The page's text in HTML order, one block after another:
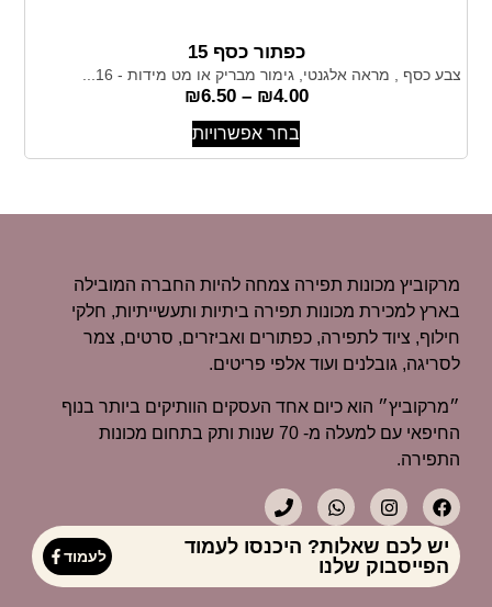
כפתור כסף 15
צבע כסף , מראה אלגנטי, גימור מבריק או מט מידות - 16...
₪4.00
–
₪6.50
בחר אפשרויות
מרקוביץ מכונות תפירה צמחה להיות החברה המובילה
בארץ למכירת מכונות תפירה ביתיות ותעשייתיות, חלקי
חילוף, ציוד לתפירה, כפתורים ואביזרים, סרטים, צמר
לסריגה, גובלנים ועוד אלפי פריטים.
״מרקוביץ״ הוא כיום אחד העסקים הוותיקים ביותר בנוף
החיפאי עם למעלה מ- 70 שנות ותק בתחום מכונות
התפירה.
יש לכם שאלות? היכנסו לעמוד
הפייסבוק שלנו
לעמוד